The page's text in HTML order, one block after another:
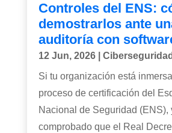
Controles del ENS:
demostrarlos ante
auditoría con
12 Jun, 2026| Ciberseguridad
Si tu organización está
proceso de certificación del
Nacional de Seguridad (ENS),
comprobado que el Real